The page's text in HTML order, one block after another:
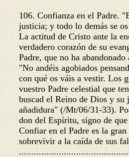
106. Confianza en el Padre.
justicia; y todo lo demás se
La actitud de Cristo ante la
verdadero corazón de su
Padre, que no ha
"No andéis agobiados
con qué os váis a vestir. Los
vuestro Padre celestial que
buscad el Reino de Dios y su
añadidura" (/Mt/06/31-33).
don del Espíritu, signo de
Confiar en el Padre es la
sobrevivir a la caída de sus